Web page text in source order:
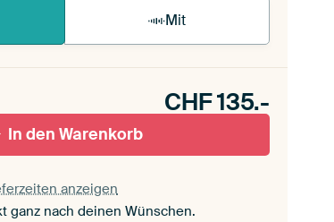
Mit
CHF135.-
In den Warenkorb
anzeigen
ganz nach deinen Wünschen.